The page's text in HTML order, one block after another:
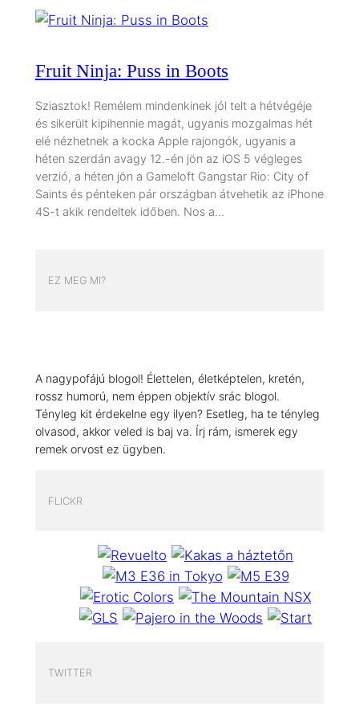
Fruit Ninja: Puss in Boots
Sziasztok! Remélem mindenkinek jól telt a hétvégéje
és sikerült kipihennie magát, ugyanis mozgalmas hét
elé nézhetnek a kocka Apple rajongók, ugyanis a
héten szerdán avagy 12.-én jön az iOS 5 végleges
verzió, a héten jön a Gameloft Gangstar Rio: City of
Saints és pénteken pár országban átvehetik az iPhone
4S-t akik rendeltek időben. Nos a…
EZ MEG MI?
A nagypofájú blogol! Élettelen, életképtelen, kretén,
rossz humorú, nem éppen objektív srác blogol.
Tényleg kit érdekelne egy ilyen? Esetleg, ha te tényleg
olvasod, akkor veled is baj va. Írj rám, ismerek egy
remek orvost ez ügyben.
FLICKR
TWITTER